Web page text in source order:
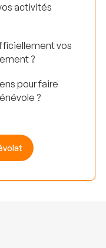
activités
vos
?
pour faire
?